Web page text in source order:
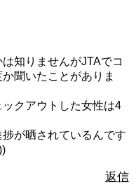
知りませんがJTAでコ
聞いたことがありま
クアウトした女性は4
が晒されているんです
返信